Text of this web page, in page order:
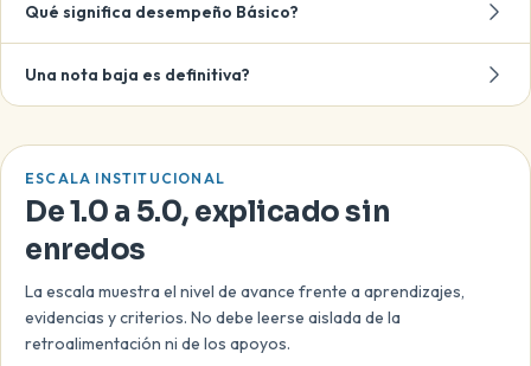
Qué significa desempeño Básico?
Una nota baja es definitiva?
ESCALA INSTITUCIONAL
De 1.0 a 5.0, explicado sin
enredos
La escala muestra el nivel de avance frente a aprendizajes,
evidencias y criterios. No debe leerse aislada de la
retroalimentación ni de los apoyos.